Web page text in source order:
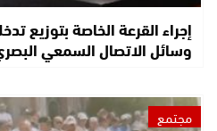
إجراء القرعة الخاصة بتوزيع
وسائل الاتصال السمعي
مجتمع